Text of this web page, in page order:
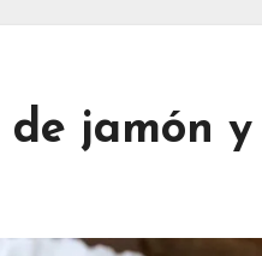
jamón y